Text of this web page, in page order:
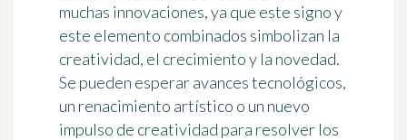
muchas innovaciones, ya que este signo y
este elemento combinados simbolizan la
creatividad, el crecimiento y la novedad.
Se pueden esperar avances tecnológicos,
un renacimiento artístico o un nuevo
impulso de creatividad para resolver los